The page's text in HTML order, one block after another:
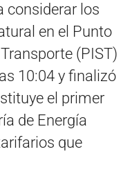
considerar los
en el Punto
(PIST)
10:04 y finalizó
el primer
de Energía
que